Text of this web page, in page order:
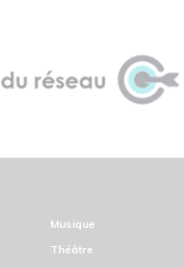
Musique
Théâtre